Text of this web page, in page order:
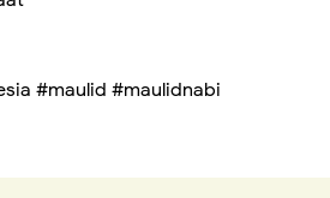
#maulid #maulidnabi